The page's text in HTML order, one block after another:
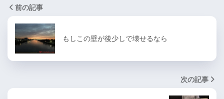
前の記事
もしこの壁が後少しで壊せるなら
次の記事